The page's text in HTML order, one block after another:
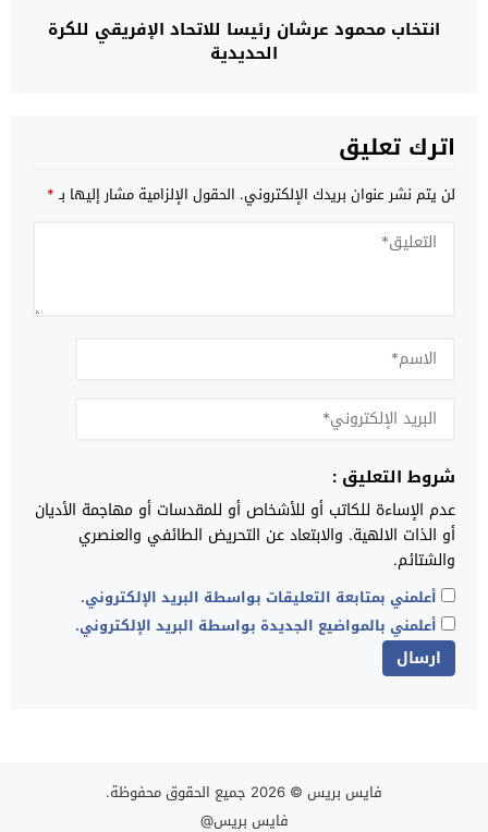
انتخاب محمود عرشان رئيسا للاتحاد الإفريقي للكرة
الحديدية
اترك تعليق
لن يتم نشر عنوان بريدك الإلكتروني. الحقول الإلزامية مشار إليها بـ*
شروط التعليق :
عدم الإساءة للكاتب أو للأشخاص أو للمقدسات أو مهاجمة الأديان
أو الذات الالهية. والابتعاد عن التحريض الطائفي والعنصري
والشتائم.
أعلمني بمتابعة التعليقات بواسطة البريد الإلكتروني.
أعلمني بالمواضيع الجديدة بواسطة البريد الإلكتروني.
فايس بريس © 2026 جميع الحقوق محفوظة.
فايس بريس@